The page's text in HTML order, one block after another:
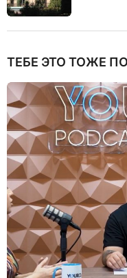
ТЕБЕ ЭТО ТОЖЕ